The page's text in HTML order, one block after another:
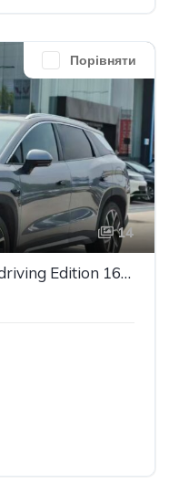
Порівняти
14
BYD Song L DM-i Intelligent driving Edition 160km Beyond